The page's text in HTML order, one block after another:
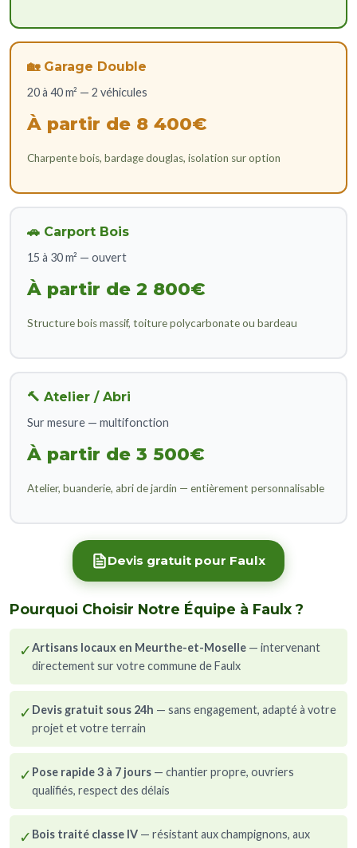
🏡 Garage Double
20 à 40 m² — 2 véhicules
À partir de 8 400€
Charpente bois, bardage douglas, isolation sur option
🚗 Carport Bois
15 à 30 m² — ouvert
À partir de 2 800€
Structure bois massif, toiture polycarbonate ou bardeau
🔨 Atelier / Abri
Sur mesure — multifonction
À partir de 3 500€
Atelier, buanderie, abri de jardin — entièrement personnalisable
Devis gratuit pour Faulx
Pourquoi Choisir Notre Équipe à Faulx ?
✓Artisans locaux en Meurthe-et-Moselle — intervenant
directement sur votre commune de Faulx
✓ Devis gratuit sous 24h — sans engagement, adapté à votre
projet et votre terrain
✓ Pose rapide 3 à 7 jours — chantier propre, ouvriers
qualifiés, respect des délais
✓ Bois traité classe IV — résistant aux champignons, aux